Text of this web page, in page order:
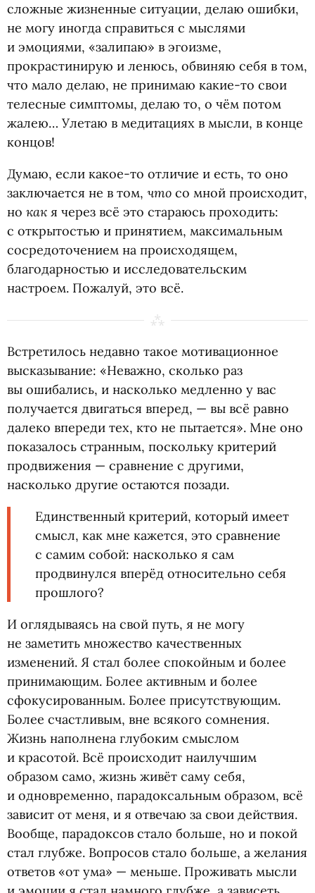
сложные жизненные ситуации, делаю ошибки,
не могу иногда справиться с мыслями
и эмоциями, «залипаю» в эгоизме,
прокрастинирую и ленюсь, обвиняю себя в том,
что мало делаю, не принимаю какие-то свои
телесные симптомы, делаю то, о чём потом
жалею… Улетаю в медитациях в мысли, в конце
концов!
Думаю, если какое-то отличие и есть, то оно
заключается не в том, что со мной происходит,
но как я через всё это стараюсь проходить:
с открытостью и принятием, максимальным
сосредоточением на происходящем,
благодарностью и исследовательским
настроем. Пожалуй, это всё.
Встретилось недавно такое мотивационное
высказывание: «Неважно, сколько раз
вы ошибались, и насколько медленно у вас
получается двигаться вперед, — вы всё равно
далеко впереди тех, кто не пытается». Мне оно
показалось странным, поскольку критерий
продвижения — сравнение с другими,
насколько другие остаются позади.
Единственный критерий, который имеет
смысл, как мне кажется, это сравнение
с самим собой: насколько я сам
продвинулся вперёд относительно себя
прошлого?
И оглядываясь на свой путь, я не могу
не заметить множество качественных
изменений. Я стал более спокойным и более
принимающим. Более активным и более
сфокусированным. Более присутствующим.
Более счастливым, вне всякого сомнения.
Жизнь наполнена глубоким смыслом
и красотой. Всё происходит наилучшим
образом само, жизнь живёт саму себя,
и одновременно, парадоксальным образом, всё
зависит от меня, и я отвечаю за свои действия.
Вообще, парадоксов стало больше, но и покой
стал глубже. Вопросов стало больше, а желания
ответов «от ума» — меньше. Проживать мысли